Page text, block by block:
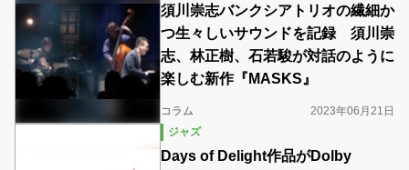
須川崇志バンクシアトリオの繊細か
つ生々しいサウンドを記録 須川崇
志、林正樹、石若駿が対話のように
楽しむ新作『MASKS』
コラム
2023年06月21日
ジャズ
Days of Delight作品がDolby